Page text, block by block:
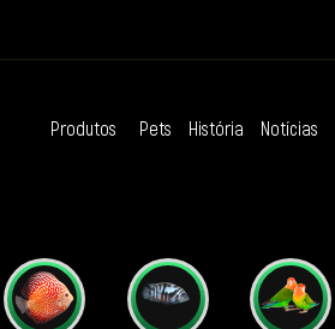
Produtos Pets História Notícias